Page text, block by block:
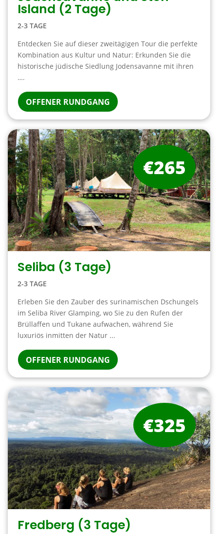
Island (2 Tage)
2-3 TAGE
Entdecken Sie auf dieser zweitägigen Tour die perfekte
Kombination aus Kultur und Natur: Erkunden Sie die
historische jüdische Siedlung Jodensavanne mit ihren
….
OFFENER RUNDGANG
Seliba (3 Tage)
2-3 TAGE
Erleben Sie den Zauber des surinamischen Dschungels
im Seliba River Glamping, wo Sie zu den Rufen der
Brüllaffen und Tukane aufwachen, während Sie
luxuriös inmitten der Natur ...
OFFENER RUNDGANG
€265
Fredberg (3 Tage)
€325